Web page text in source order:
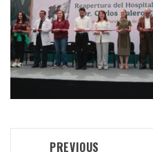
PREVIOUS